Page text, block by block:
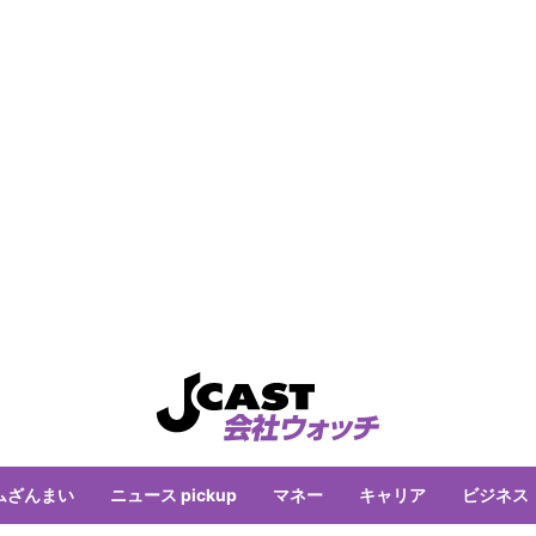
ざんまい ニュース pickup マネー キャリア ビジネス